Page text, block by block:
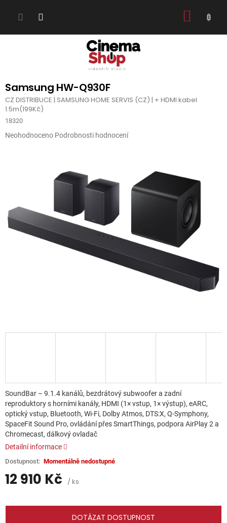
Samsung HW-Q930F
CZ DISTRIBUCE | SAMSUNG HOME SERVIS (CZ) | + HDMI kabel
1.5m(199Kč)
18320
Průměrné
Neohodnoceno Podrobnosti hodnocení
12 910 Kč / ks
cena:
Momentálně nedostupné
DOTÁZAT DOSTUPNOST
SoundBar – 9.1.4 kanálů, bezdrátový subwoofer a zadní
reproduktory s horními kanály, HDMI (1× vstup, 1× výstup), eARC,
optický vstup, Bluetooth, Wi-Fi, Dolby Atmos, DTS:X, Q-Symphony,
SpaceFit Sound Pro, ovládání přes SmartThings, podpora AirPlay 2 a
Chromecast, dálkový ovladač
Detailní informace